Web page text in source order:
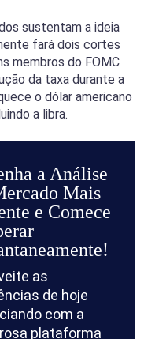
sustentam a ideia
fará dois cortes
membros do FOMC
da taxa durante a
o dólar americano
a libra.
a Análise
Mais
e Comece
as
de hoje
com a
plataforma